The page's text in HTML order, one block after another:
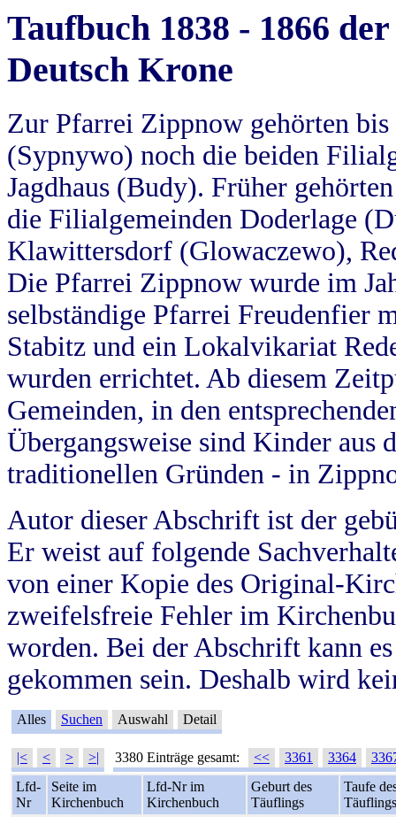
Taufbuch 1838 - 1866
Deutsch Krone
Zur Pfarrei Zippnow gehörten
(Sypnywo) noch die beiden
Jagdhaus (Budy). Früher
die Filialgemeinden Doderlage
Klawittersdorf (Glowaczewo),
Die Pfarrei Zippnow wurde im
selbständige Pfarrei Freudenfier
Stabitz und ein Lokalvikariat
wurden errichtet. Ab diesem
Gemeinden, in den
Übergangsweise sind Kinder aus
traditionellen Gründen - in
Autor dieser Abschrift ist der
Er weist auf folgende
von einer Kopie des Original-
zweifelsfreie Fehler im
worden. Bei der Abschrift kann
gekommen sein. Deshalb wird
Alles Suchen Auswahl Detail
|< < > >| 3380 Einträge gesamt: << 3361 3364
Lfd-
Nr
Seite im
Kirchenbuch
Lfd-Nr im
Kirchenbuch
Geburt des
Täuflings
Taufe
Täuflings